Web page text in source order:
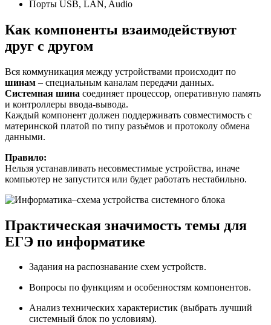
Порты USB, LAN, Audio
Как компоненты взаимодействуют
друг с другом
Вся коммуникация между устройствами происходит по
шинам – специальным каналам передачи данных.
Системная шина соединяет процессор, оперативную память
и контроллеры ввода-вывода.
Каждый компонент должен поддерживать совместимость с
материнской платой по типу разъёмов и протоколу обмена
данными.
Правило:
Нельзя устанавливать несовместимые устройства, иначе
компьютер не запустится или будет работать нестабильно.
Практическая значимость темы для
ЕГЭ по информатике
Задания на распознавание схем устройств.
Вопросы по функциям и особенностям компонентов.
Анализ технических характеристик (выбрать лучший
системный блок по условиям).